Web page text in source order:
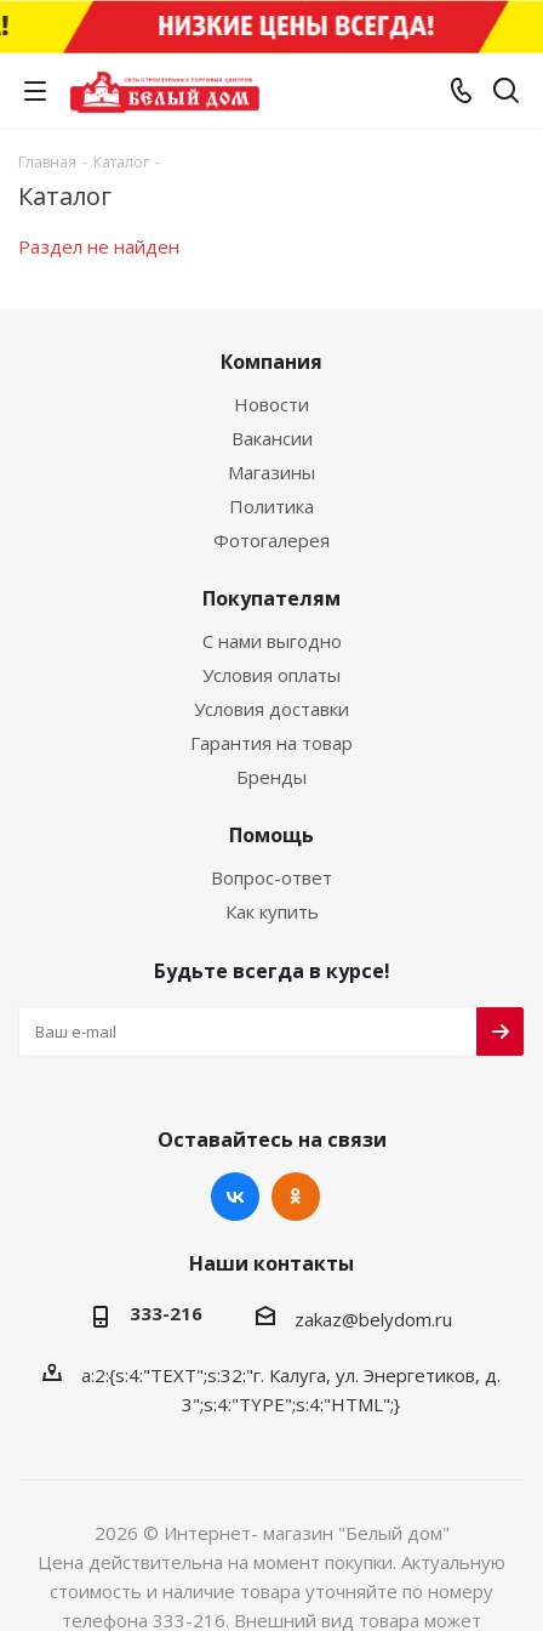
Главная - Каталог -
Каталог
Раздел не найден
Компания
Новости
Вакансии
Магазины
Политика
Фотогалерея
Покупателям
С нами выгодно
Условия оплаты
Условия доставки
Гарантия на товар
Бренды
Помощь
Вопрос-ответ
Как купить
Будьте всегда в курсе!
Оставайтесь на связи
Наши контакты
333-216 zakaz@belydom.ru
a:2:{s:4:"TEXT";s:32:"г. Калуга, ул. Энергетиков, д.
3";s:4:"TYPE";s:4:"HTML";}
2026 © Интернет- магазин "Белый дом"
Цена действительна на момент покупки. Актуальную
стоимость и наличие товара уточняйте по номеру
телефона 333-216. Внешний вид товара может